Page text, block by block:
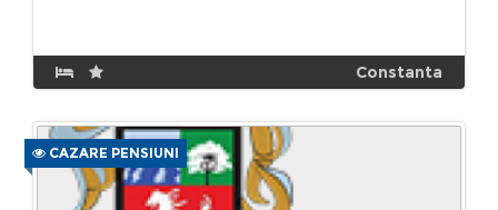
Constanta
CAZARE PENSIUNI